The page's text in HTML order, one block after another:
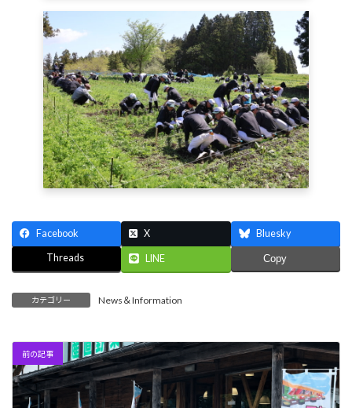
Facebook X Bluesky
Threads LINE Copy
カテゴリー News＆Information
前の記事